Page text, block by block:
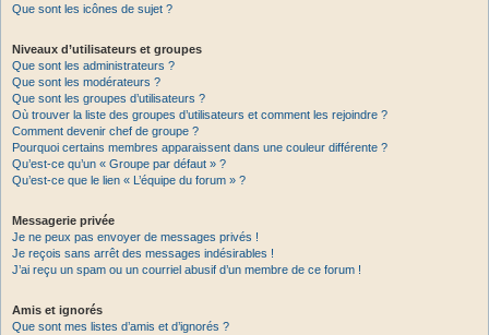
Que sont les icônes de sujet ?
Niveaux d’utilisateurs et groupes
Que sont les administrateurs ?
Que sont les modérateurs ?
Que sont les groupes d’utilisateurs ?
Où trouver la liste des groupes d’utilisateurs et comment les rejoindre ?
Comment devenir chef de groupe ?
Pourquoi certains membres apparaissent dans une couleur différente ?
Qu’est-ce qu’un « Groupe par défaut » ?
Qu’est-ce que le lien « L’équipe du forum » ?
Messagerie privée
Je ne peux pas envoyer de messages privés !
Je reçois sans arrêt des messages indésirables !
J’ai reçu un spam ou un courriel abusif d’un membre de ce forum !
Amis et ignorés
Que sont mes listes d’amis et d’ignorés ?